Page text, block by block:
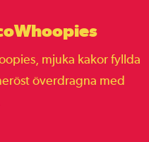
mjuka kakor fyllda
överdragna med